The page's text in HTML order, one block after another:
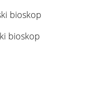
bioskop
bioskop